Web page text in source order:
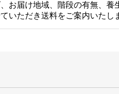
お届け地域、階段の有無、
いただき送料をご案内いたし